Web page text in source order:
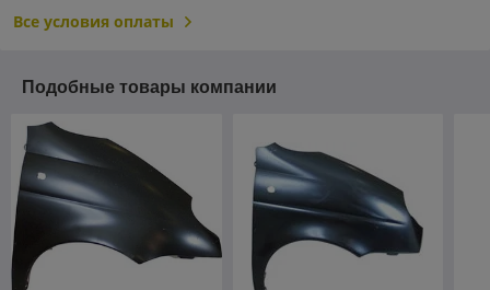
Все условия оплаты
Подобные товары компании